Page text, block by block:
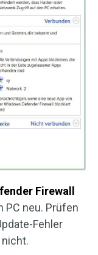
Firewall
PC neu. Prüfen
Fehler